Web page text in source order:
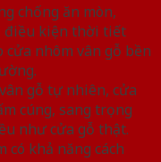
chống ăn mòn,
điều kiện thời tiết
nhôm vân gỗ bền
gỗ tự nhiên, cửa
cúng, sang trọng
như cửa gỗ thật.
có khả năng cách